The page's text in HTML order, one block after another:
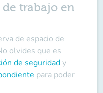
de trabajo en
de espacio de
olvides que es
de seguridady
para poder